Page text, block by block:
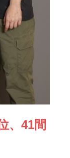
、41間